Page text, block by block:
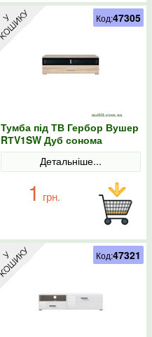
Тумба під ТВ Гербор Вушер
RТV1SW Дуб сонома
Детальніше...
1 грн.
Код:47305
Код:47321